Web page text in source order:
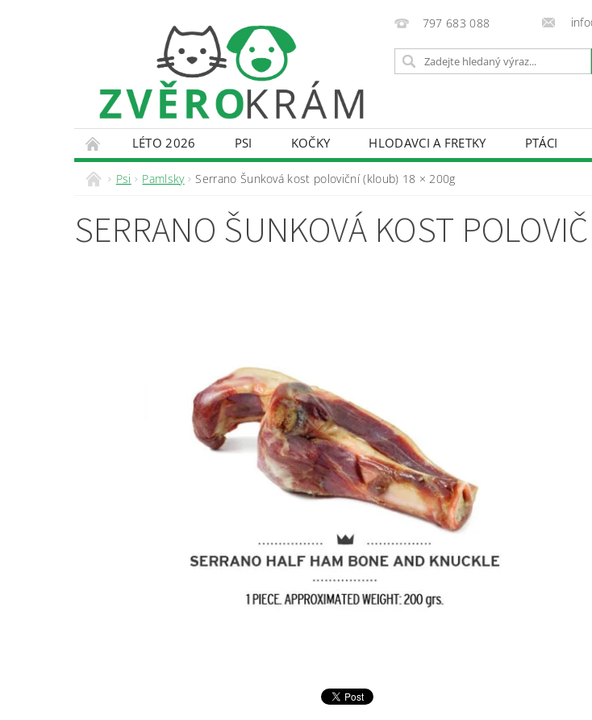
797 683 088
LÉTO 2026 PSI KOČKY HLODAVCI A FRETKY PTÁCI
KONTAKTY
DOPRAVA A PLATBA OBCHODNÍ PODMÍNKY
Psi Pamlsky Serrano Šunková kost poloviční (kloub) 18 × 200g
SERRANO ŠUNKOVÁ KOST